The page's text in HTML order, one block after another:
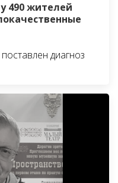
490 жителей
диагноз